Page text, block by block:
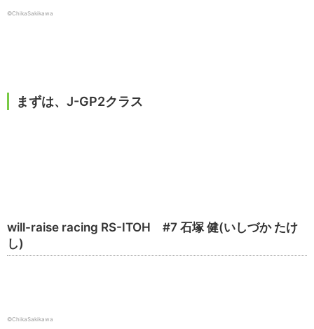
©ChikaSakikawa
まずは、J-GP2クラス
will-raise racing RS-ITOH #7 石塚 健(いしづか たけ
し)
©ChikaSakikawa